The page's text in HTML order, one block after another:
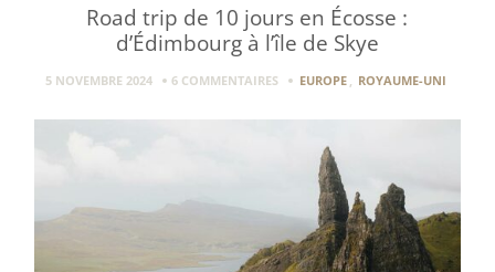
Road trip de 10 jours en Écosse :
d’Édimbourg à l’île de Skye
5 NOVEMBRE 2024 6 COMMENTAIRES EUROPE ROYAUME-UNI